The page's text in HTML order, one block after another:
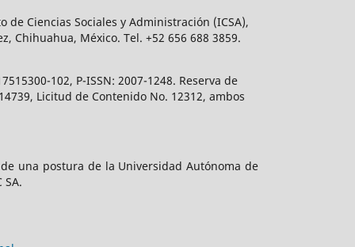
Ciencias Sociales y Administración (ICSA),
Chihuahua, México. Tel. +52 656 688 3859.
102, P-ISSN: 2007-1248. Reserva de
Licitud de Contenido No. 12312, ambos
una postura de la Universidad Autónoma de